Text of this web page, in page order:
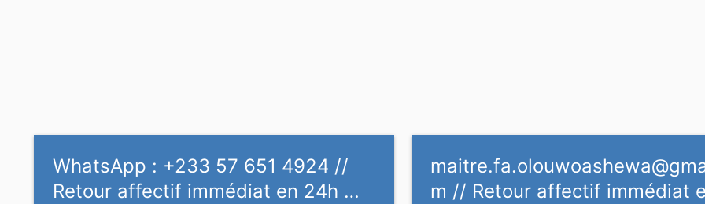
WhatsApp : +233 57 651 4924 //
Retour affectif immédiat en 24h …
m // Retour affectif immédiat